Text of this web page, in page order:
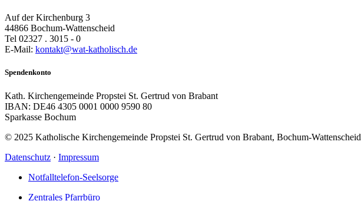
Auf der Kirchenburg 3
44866 Bochum-Wattenscheid
Tel 02327 . 3015 - 0
E-Mail: kontakt@wat-katholisch.de
Spendenkonto
Kath. Kirchengemeinde Propstei St. Gertrud von Brabant
IBAN: DE46 4305 0001 0000 9590 80
Sparkasse Bochum
© 2025 Katholische Kirchengemeinde Propstei St. Gertrud von Brabant, Bochum-Wattenscheid
Datenschutz · Impressum
Notfalltelefon-Seelsorge
Zentrales Pfarrbüro